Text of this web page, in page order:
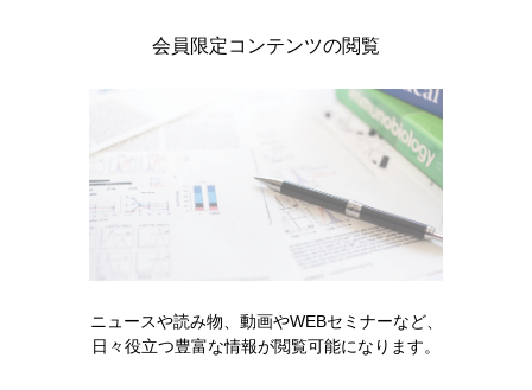
製品名・キーワードから探す
コード一覧
会員限定コンテンツの閲覧
ニュースや読み物、動画やWEBセミナーなど、
日々役立つ豊富な情報が閲覧可能になります。